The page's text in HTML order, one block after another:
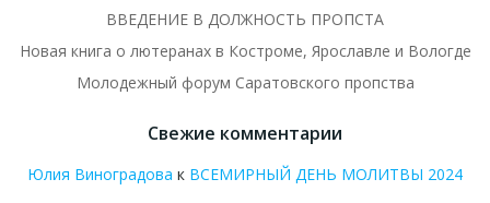
ВВЕДЕНИЕ В ДОЛЖНОСТЬ ПРОПСТА
Новая книга о лютеранах в Костроме, Ярославле и Вологде
Молодежный форум Саратовского пропства
Свежие комментарии
Юлия Виноградова к ВСЕМИРНЫЙ ДЕНЬ МОЛИТВЫ 2024